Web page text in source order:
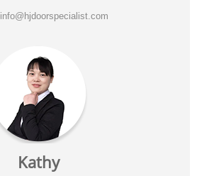
info@hjdoorspecialist.com
Kathy